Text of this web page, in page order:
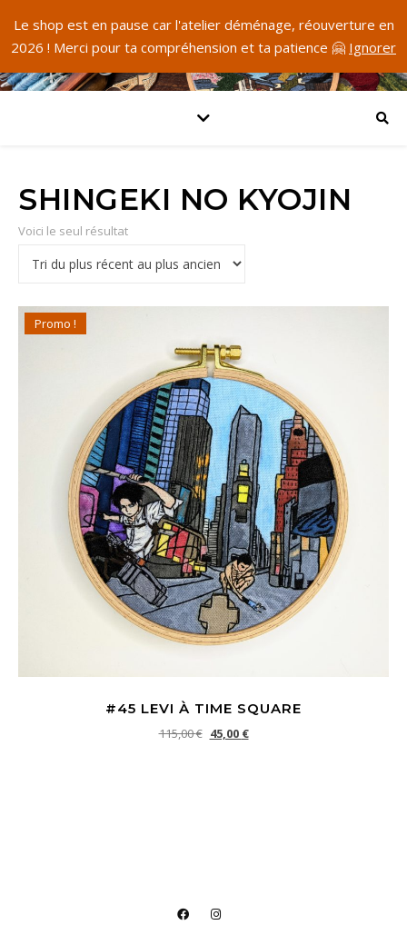
Le shop est en pause car l'atelier déménage, réouverture en
2026 ! Merci pour ta compréhension et ta patience 🤗 Ignorer
SHINGEKI NO KYOJIN
Voici le seul résultat
Promo !
#45 LEVI À TIME SQUARE
115,00€ Le prix initial était : 115,00 €.
45,00 €Le prix actuel est : 45,00 €.